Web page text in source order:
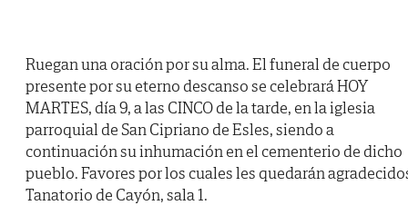
Ruegan una oración por su alma. El funeral de cuerpo
presente por su eterno descanso se celebrará HOY
MARTES, día 9, a las CINCO de la tarde, en la iglesia
parroquial de San Cipriano de Esles, siendo a
continuación su inhumación en el cementerio de dicho
pueblo. Favores por los cuales les quedarán
Tanatorio de Cayón, sala 1.